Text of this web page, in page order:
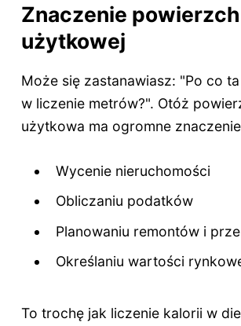
Znaczenie
użytkowej
Może się zastanawiasz: "Po co ta
w liczenie metrów?". Otóż
użytkowa ma ogromne
Wycenie nieruchomości
Obliczaniu podatków
Planowaniu remontów i
Określaniu wartości
To trochę jak liczenie kalorii w